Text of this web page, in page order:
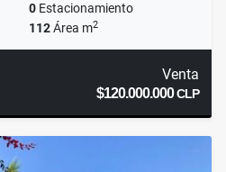
0 Estacionamiento
112Área m2
Venta
$120.000.000CLP